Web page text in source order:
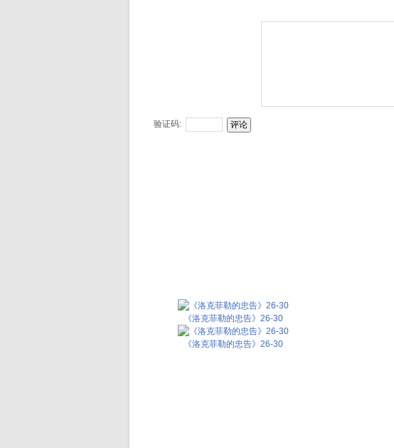
验证码:
《洛克菲勒的忠告》26-30
《洛克菲勒的忠告》26-30